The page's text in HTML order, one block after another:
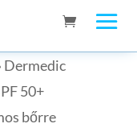
Dermedic
50+
bőrre